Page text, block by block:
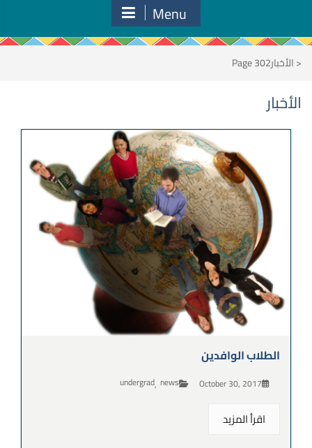
Menu
<الأخبارPage 302
الأخبار
الطلاب الوافدين
October 30, 2017
news
,
undergrad
اقرأ المزيد